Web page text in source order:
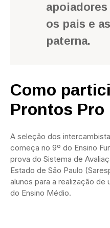
os pais e
paterna.
Como
Prontos Pro
A seleção dos
começa no 9º do Ensino
prova do Sistema de
Estado de São Paulo
alunos para a realização de
do Ensino Médio.